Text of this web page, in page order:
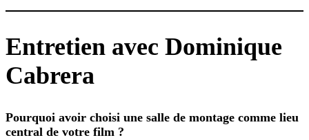
Entretien avec Dominique
Cabrera
Pourquoi avoir choisi une salle de montage comme lieu
central de votre film ?